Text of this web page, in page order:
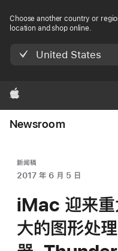
Choose another country or
location and shop online.
United States
Apple
Newsroom
新闻稿
2017 年 6 月 5 日
iMac 迎来重
大的图形处